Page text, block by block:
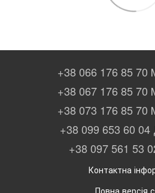
+38 066 176 85
+38 067 176 85
+38 073 176 85
+38 099 653 60 04
+38 097 561 53
Контактна
Повна версія